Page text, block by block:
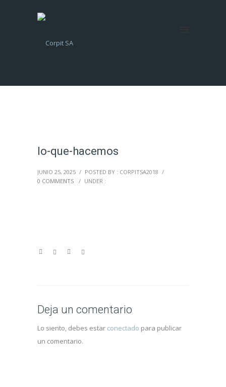
lo-que-hacemos
JUNIO 25, 2025 / POSTED BY : CORPITSA2018 /
0 COMMENTS
/ UNDER :
Deja un comentario
Lo siento, debes estar conectado para publicar
un comentario.